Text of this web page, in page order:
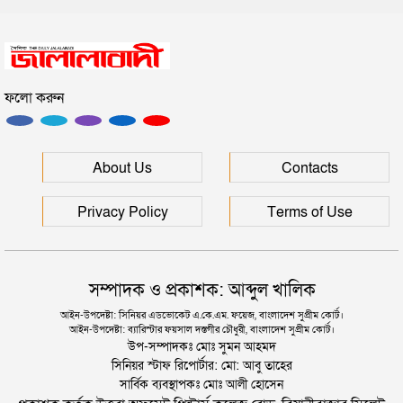
প্রধানমন্ত্রী
সিলেটে আরও দুইজনের মৃত্যু, হাসপাতালে ৩ শতাধিক
ফলো করুন
About Us Contacts
Privacy Policy Terms of Use
সম্পাদক ও প্রকাশক: আব্দুল খালিক
আইন-উপদেষ্টা: সিনিয়র এডভোকেট এ.কে.এম. ফয়েজ, বাংলাদেশ সুপ্রীম কোর্ট।
আইন-উপদেষ্টা: ব্যারিস্টার ফয়সাল দস্তগীর চৌধুরী, বাংলাদেশ সুপ্রীম কোর্ট।
উপ-সম্পাদকঃ মোঃ সুমন আহমদ
সিনিয়র স্টাফ রিপোর্টার: মো: আবু তাহের
সার্বিক ব্যবস্থাপকঃ মোঃ আলী হোসেন